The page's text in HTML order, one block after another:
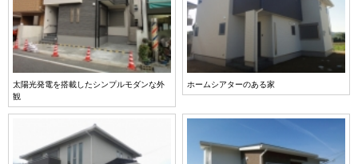
太陽光発電を搭載したシンプルモダンな外
観
ホームシアターのある家